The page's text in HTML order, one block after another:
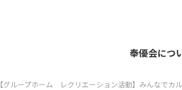
奉優会につ
【グループホーム レクリエーション活動】みんなでカ